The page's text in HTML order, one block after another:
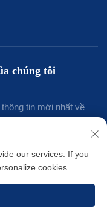
chúng tôi
tin mới nhất về
Đăng ký
our services. If you
cookies.